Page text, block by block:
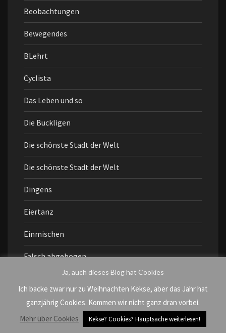
Beobachtungen
Bewegendes
BLehrt
Cyclista
Das Leben und so
Die Buckligen
Die schönste Stadt der Welt
Die schönste Stadt der Welt
Dingens
Eiertanz
Einmischen
Falsch abgebogen
Fragen an mich
Freundschaft
grenzenlos
Ja, auch dieses Blog hat Cookies
Ich backe zwar nur zu Weihnachten Kekse, aber das Jahr hat
ganzjährig Cookies. Kommen wir nicht ganz dran vorbei.
Mehr über Cookies
Kekse? Cookies? Hauptsache weiterlesen!